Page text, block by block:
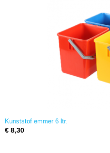
Kunststof emmer 6 ltr.
€ 8,30